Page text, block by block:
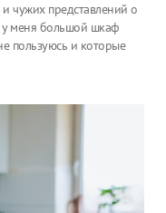
чужих представлений о
у меня большой шкаф
пользуюсь и которые